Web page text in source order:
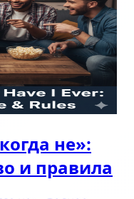
не»:
и правила